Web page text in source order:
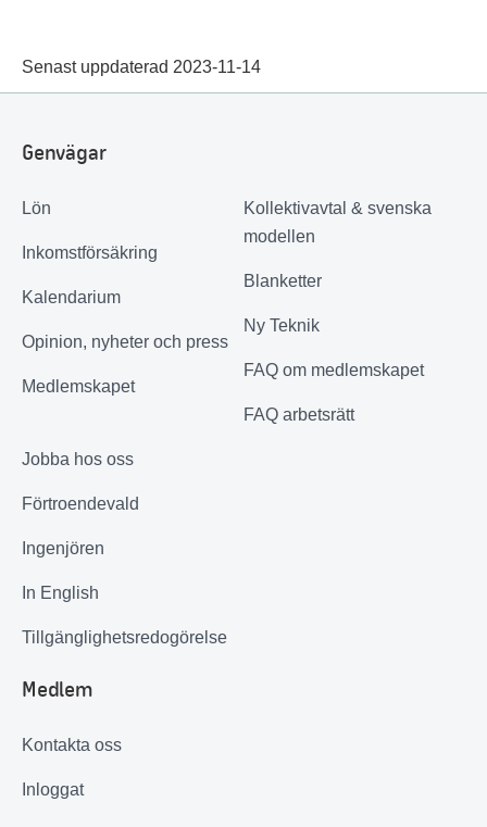
Senast uppdaterad 2023-11-14
Genvägar
Lön
Inkomstförsäkring
Kalendarium
Opinion, nyheter och press
Medlemskapet
Kollektivavtal & svenska
modellen
Blanketter
Ny Teknik
FAQ om medlemskapet
FAQ arbetsrätt
Jobba hos oss
Förtroendevald
Ingenjören
In English
Tillgänglighetsredogörelse
Medlem
Kontakta oss
Inloggat